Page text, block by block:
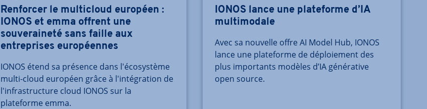
Renforcer le multicloud européen :
IONOS et emma offrent une
souveraineté sans faille aux
entreprises européennes
IONOS étend sa présence dans l'écosystème
multi-cloud européen grâce à l'intégration de
l'infrastructure cloud IONOS sur la
plateforme emma.
IONOS lance une plateforme d’IA
multimodale
Avec sa nouvelle offre AI Model Hub, IONOS
lance une plateforme de déploiement des
plus importants modèles d’IA générative
open source.